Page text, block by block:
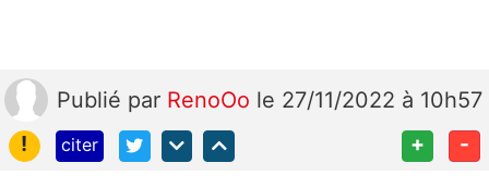
Publié par RenoOo le 27/11/2022 à 10h57
!
citer + -